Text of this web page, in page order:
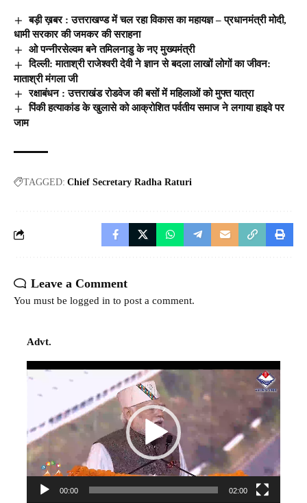
बड़ी ख़बर : उत्तराखण्ड में चल रहा विकास का महायज्ञ – प्रधानमंत्री मोदी,
धामी सरकार की जमकर की सराहना
ओ पन्‍नीरसेल्‍वम बने तमिलनाडु के नए मुख्‍यमंत्री
दिल्ली: माताश्री राजेश्वरी देवी ने ज्ञान से बदला लाखों लोगों का जीवन:
माताश्री मंगला जी
रक्षाबंधन : उत्तराखंड रोडवेज की बसों में महिलाओं को मुफ्त यात्रा
पिंकी हत्याकांड के खुलासे को आक्रोशित पर्वतीय समाज ने लगाया हाइवे पर
जाम
TAGGED: Chief Secretary Radha Raturi
Leave a Comment
You must be logged in to post a comment.
Advt.
Video
00:00 02:00